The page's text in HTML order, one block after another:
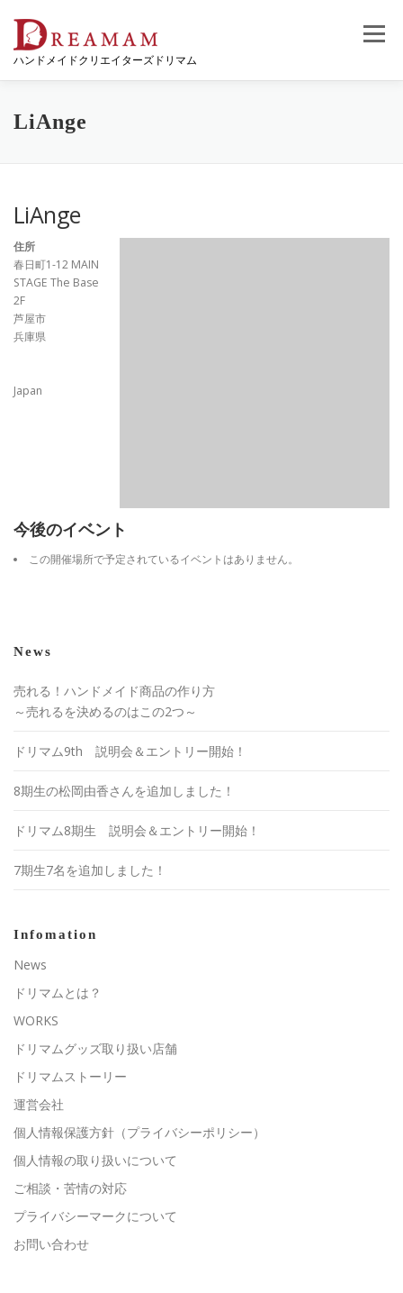
ツ
ハンドメイドクリエイターズドリマム
メニュー
LiAnge
LiAnge
住所
春日町1-12 MAIN
STAGE The Base
2F
芦屋市
兵庫県
Japan
今後のイベント
この開催場所で予定されているイベントはありません。
News
売れる！ハンドメイド商品の作り方
～売れるを決めるのはこの2つ～
ドリマム9th 説明会＆エントリー開始！
8期生の松岡由香さんを追加しました！
ドリマム8期生 説明会＆エントリー開始！
7期生7名を追加しました！
Infomation
News
ドリマムとは？
WORKS
ドリマムグッズ取り扱い店舗
ドリマムストーリー
運営会社
個人情報保護方針（プライバシーポリシー）
個人情報の取り扱いについて
ご相談・苦情の対応
プライバシーマークについて
お問い合わせ